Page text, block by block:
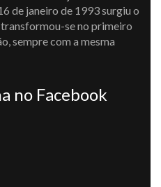
de janeiro de 1993 surgiu o
se no primeiro
sempre com a mesma
no Facebook